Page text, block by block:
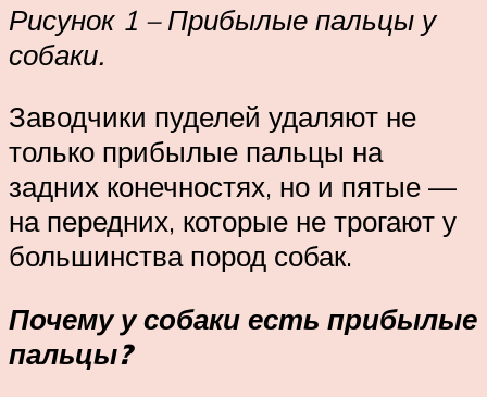
Рисунок 1 – Прибылые пальцы у
собаки.
Заводчики пуделей удаляют не
только прибылые пальцы на
задних конечностях, но и пятые —
на передних, которые не трогают у
большинства пород собак.
Почему у собаки есть прибылые
пальцы?